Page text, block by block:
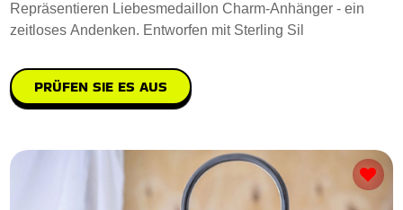
Repräsentieren Liebesmedaillon Charm-Anhänger - ein
zeitloses Andenken. Entworfen mit Sterling Sil
PRÜFEN SIE ES AUS